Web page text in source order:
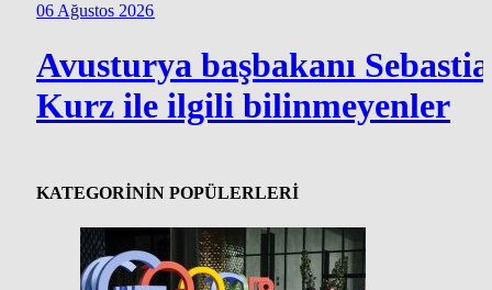
06 Ağustos 2026
Avusturya başbakanı
Kurz ile ilgili bilinmeyenler
KATEGORİNİN POPÜLERLERİ